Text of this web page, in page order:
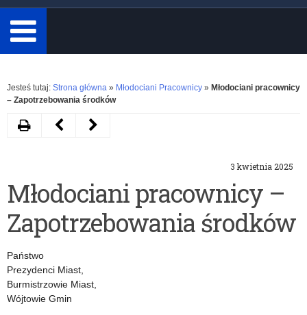
minimum
3
znaki.
Rozwiń
Jesteś tutaj: Strona główna » Młodociani Pracownicy » Młodociani pracownicy
– Zapotrzebowania środków
3 kwietnia 2025
Młodociani pracownicy –
Zapotrzebowania środków
Państwo
Prezydenci Miast,
Burmistrzowie Miast,
Wójtowie Gmin
DrukujNastępny
pracownicy
–
wydatków
na
Poprzedni
zadania
w